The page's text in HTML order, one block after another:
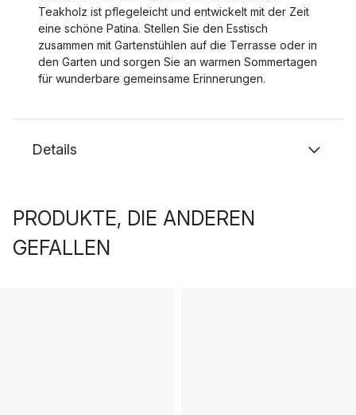
Teakholz ist pflegeleicht und entwickelt mit der Zeit
eine schöne Patina. Stellen Sie den Esstisch
zusammen mit Gartenstühlen auf die Terrasse oder in
den Garten und sorgen Sie an warmen Sommertagen
für wunderbare gemeinsame Erinnerungen.
Details
PRODUKTE, DIE ANDEREN
GEFALLEN